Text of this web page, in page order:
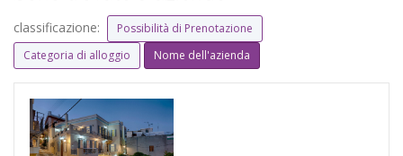
classificazione:
Possibilità di Prenotazione
Categoria di alloggio
Nome dell'azienda